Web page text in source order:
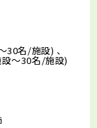
30名/施設) 、
～30名/施設)